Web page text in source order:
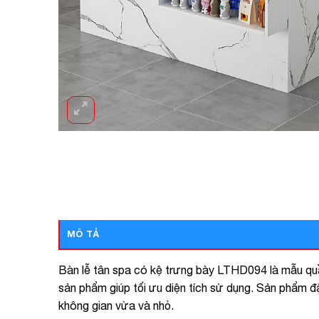
MÔ TẢ
Bàn lễ tân spa có kệ trưng bày LTHD094 là mẫu
sản phẩm giúp tối ưu diện tích sử dụng. Sản phẩm
không gian vừa và nhỏ.